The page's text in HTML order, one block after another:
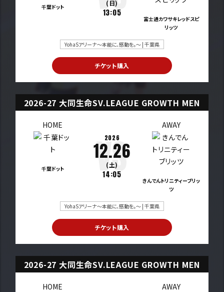
千葉ドット (日)
13:05
富士通カワサキレッドスピ
リッツ
YohaSアリーナ～本能に、感動を。～ | 千葉県
チケット購入
2026-27 大同生命SV.LEAGUE GROWTH MEN
HOME
千葉ドット
2026
12.26
(土)
14:05
AWAY
きんでんトリニティーブリッ
ツ
YohaSアリーナ～本能に、感動を。～ | 千葉県
チケット購入
2026-27 大同生命SV.LEAGUE GROWTH MEN
HOME AWAY